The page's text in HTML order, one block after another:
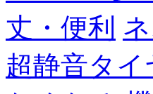
丈・便利
超静音タ